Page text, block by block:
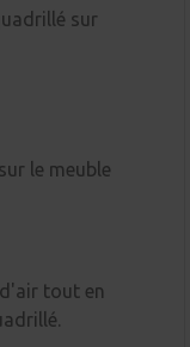
sur
le meuble
tout en